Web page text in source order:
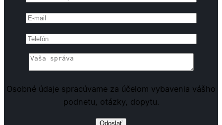
Osobné údaje spracúvame za účelom vybavenia vášho
podnetu, otázky, dopytu.